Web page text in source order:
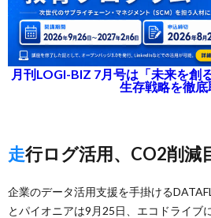
月刊LOGI-BIZ 7月号は「未来を創
生存戦略を徹底
走行ログ活用、CO2削
企業のデータ活用支援を手掛ける
とパイオニアは9月25日、エコドライブ